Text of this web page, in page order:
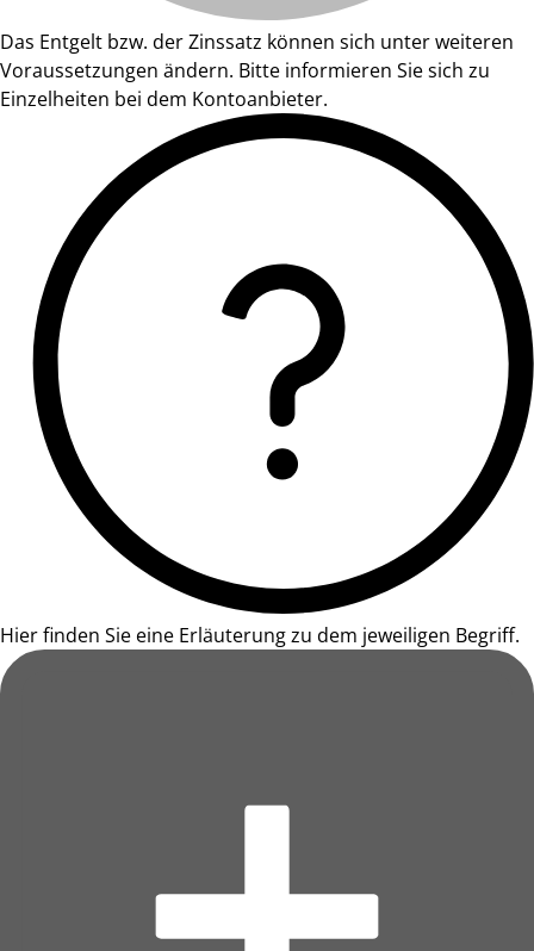
Das Entgelt bzw. der Zinssatz können sich unter weiteren
Voraussetzungen ändern. Bitte informieren Sie sich zu
Einzelheiten bei dem Kontoanbieter.
Hier finden Sie eine Erläuterung zu dem jeweiligen Begriff.